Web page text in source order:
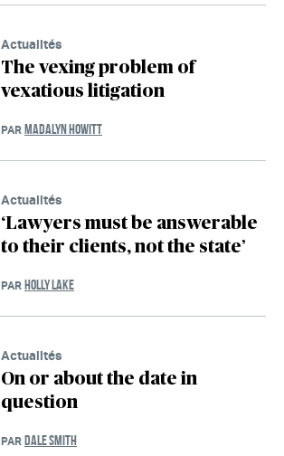
Actualités
The vexing problem of
vexatious litigation
PAR MADALYN HOWITT
Actualités
‘Lawyers must be answerable
to their clients, not the state’
PAR HOLLY LAKE
Actualités
On or about the date in
question
PAR DALE SMITH